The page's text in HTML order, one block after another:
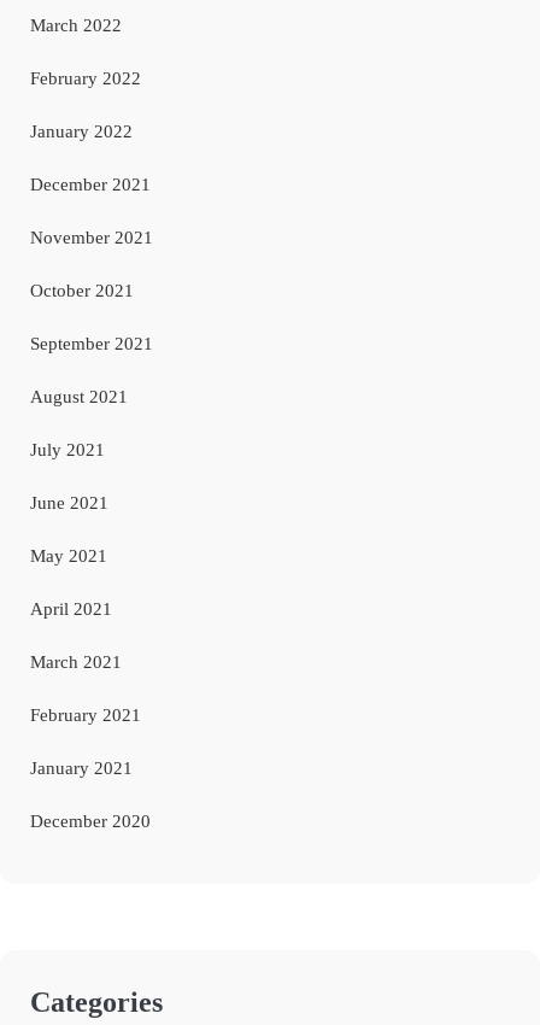
March 2022
February 2022
January 2022
December 2021
November 2021
October 2021
September 2021
August 2021
July 2021
June 2021
May 2021
April 2021
March 2021
February 2021
January 2021
December 2020
Categories